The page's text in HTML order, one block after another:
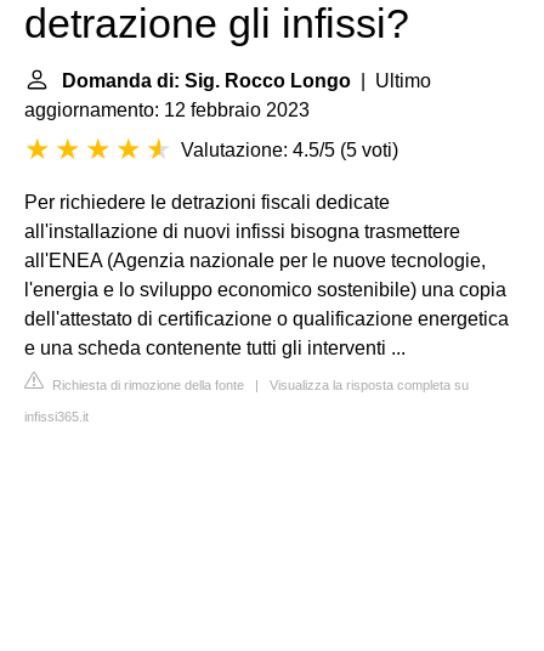
detrazione gli infissi?
Domanda di: Sig. Rocco Longo | Ultimo
aggiornamento: 12 febbraio 2023
Valutazione: 4.5/5 (5 voti)
Per richiedere le detrazioni fiscali dedicate
all'installazione di nuovi infissi bisogna trasmettere
all'ENEA (Agenzia nazionale per le nuove tecnologie,
l'energia e lo sviluppo economico sostenibile) una copia
dell'attestato di certificazione o qualificazione energetica
e una scheda contenente tutti gli interventi ...
Richiesta di rimozione della fonte | Visualizza la risposta completa su
infissi365.it